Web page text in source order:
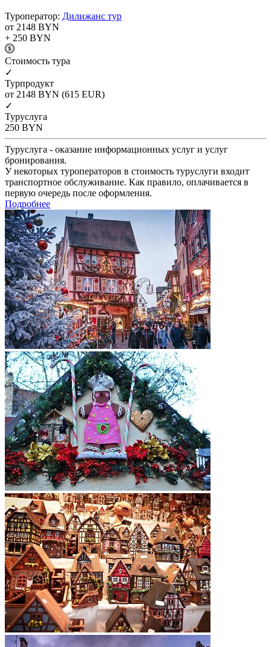
Туроператор: Дилижанс тур
от 2148 BYN
+ 250 BYN
Cтоимость тура
✓
Турпродукт
от 2148 BYN (615 EUR)
✓
Туруслуга
250 BYN
Туруслуга - оказание информационных услуг и услуг
бронирования.
У некоторых туроператоров в стоимость туруслуги входит
транспортное обслуживание. Как правило, оплачивается в
первую очередь после оформления.
Подробнее